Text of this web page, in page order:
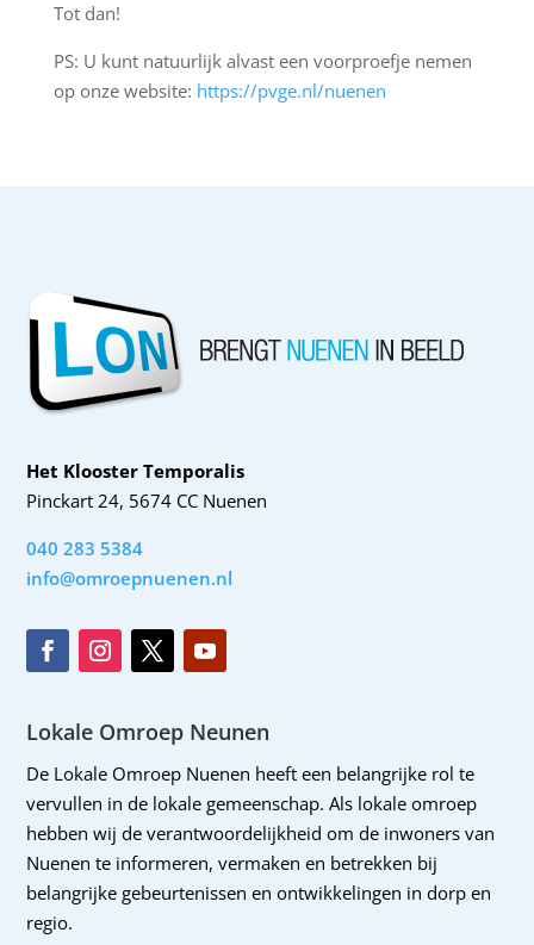
Tot dan!
PS: U kunt natuurlijk alvast een voorproefje nemen
op onze website: https://pvge.nl/nuenen
Het Klooster Temporalis
Pinckart 24, 5674 CC Nuenen
040 283 5384
info@omroepnuenen.nl
Lokale Omroep Neunen
De Lokale Omroep Nuenen heeft een belangrijke rol te
vervullen in de lokale gemeenschap. Als lokale omroep
hebben wij de verantwoordelijkheid om de inwoners van
Nuenen te informeren, vermaken en betrekken bij
belangrijke gebeurtenissen en ontwikkelingen in dorp en
regio.